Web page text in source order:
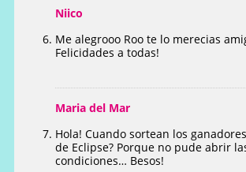
Niico
Me alegrooo Roo te lo merecias
Felicidades a todas!
Maria del Mar
Hola! Cuando sortean los
de Eclipse? Porque no pude abrir
condiciones… Besos!